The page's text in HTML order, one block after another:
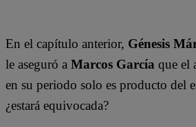
En el capítulo anterior, Génesis
le aseguró a Marcos García que el
en su periodo solo es producto del
¿estará equivocada?